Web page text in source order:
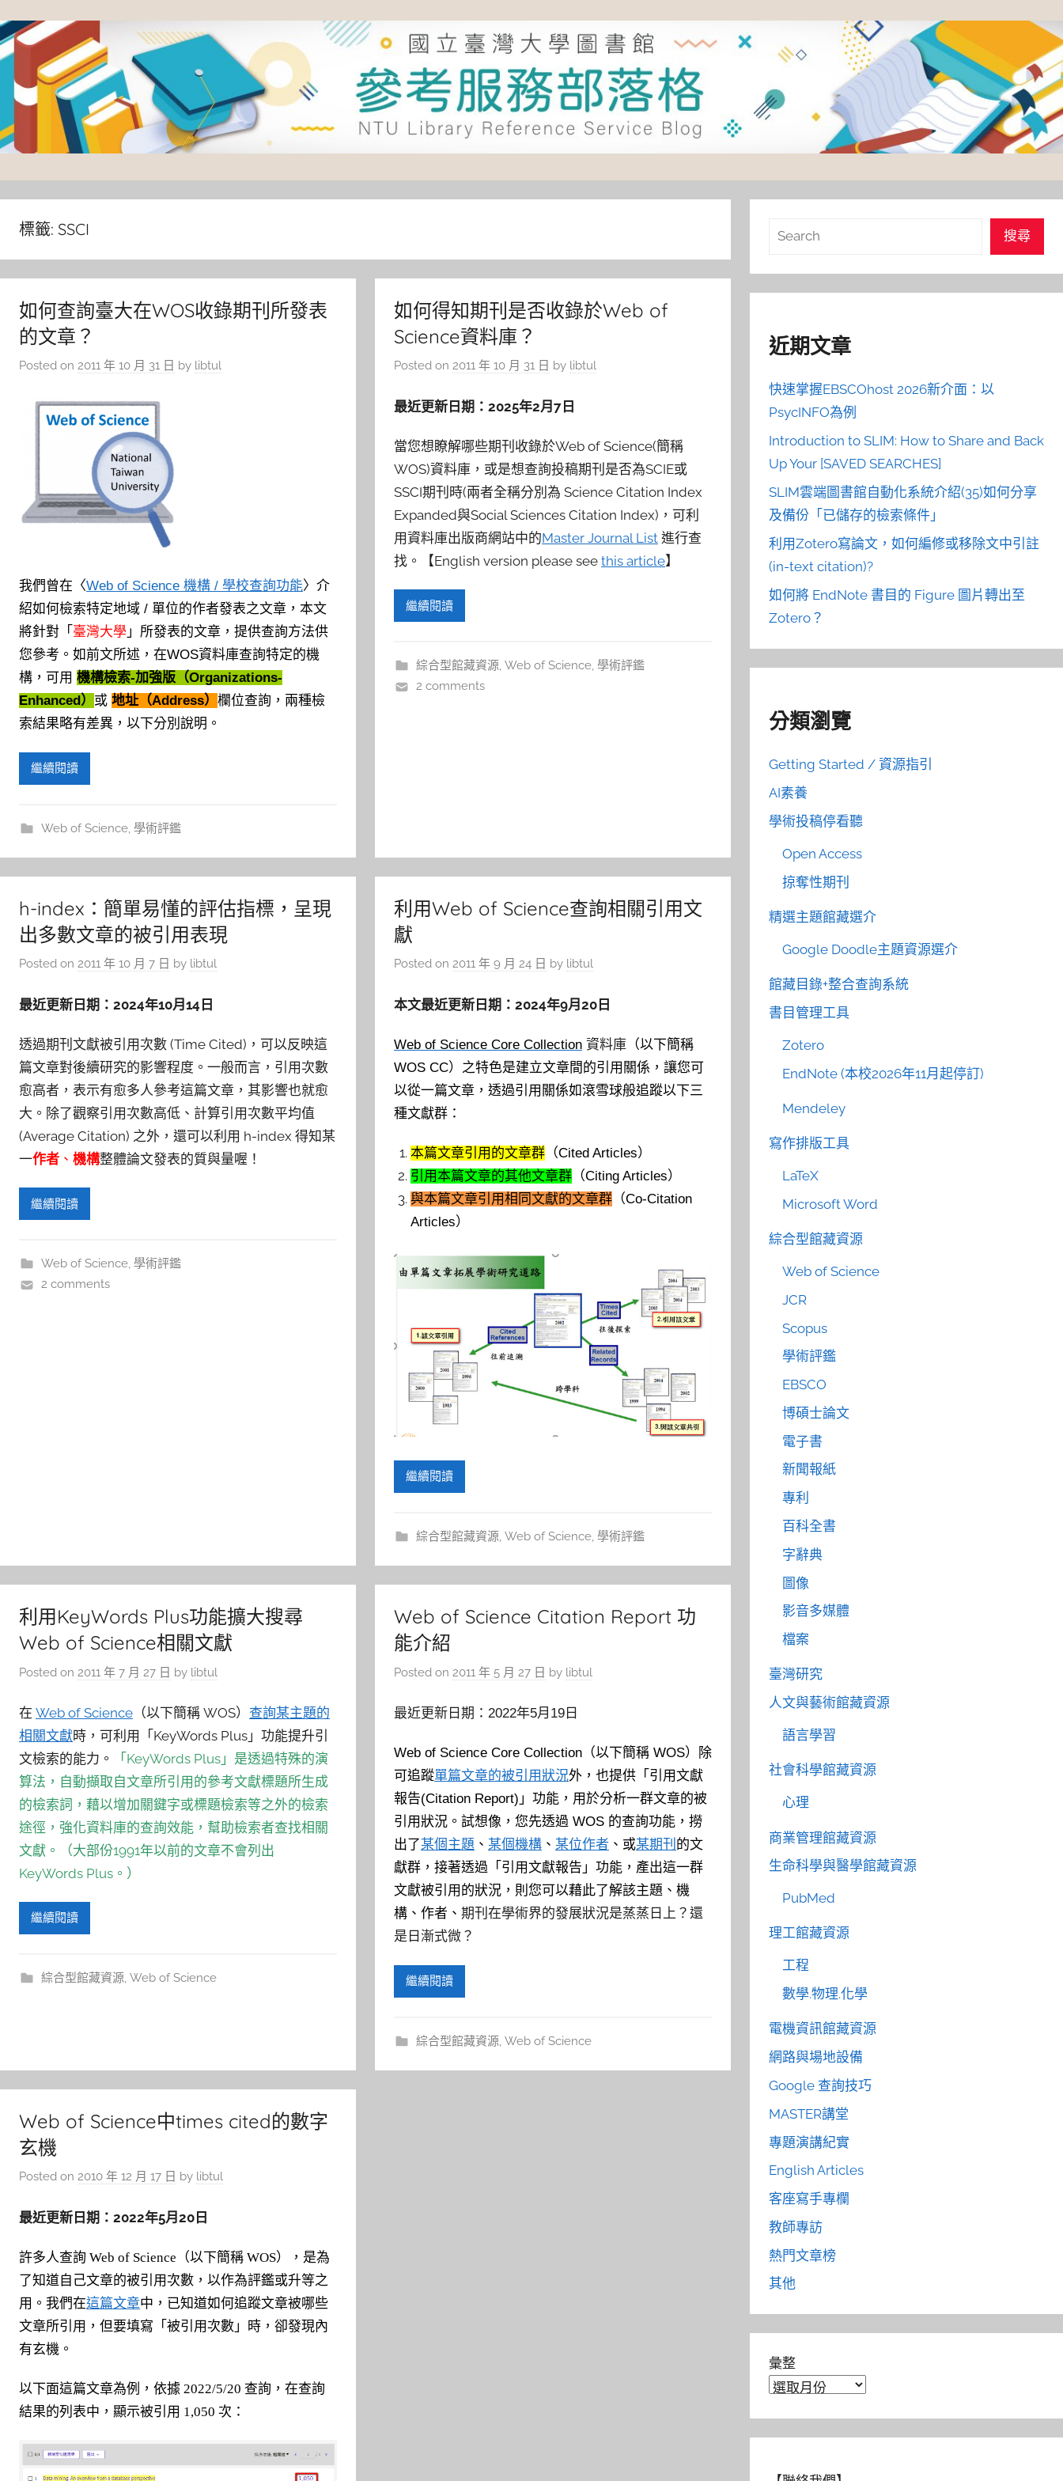
to
content
灣
圖
標籤: SSCI
如何查詢臺大在WOS收錄期刊所發表
的文章？
Posted on 2011 年 10 月 31 日 by libtul
我們曾在〈Web of Science 機構 / 學校查詢功能〉介
紹如何檢索特定地域 / 單位的作者發表之文章，本文
將針對「 臺灣大學 」所發表的文章，提供查詢方法供
您參考。如前文所述，在WOS資料庫查詢特定的機
構，可用 機構檢索-加強版（Organizations-
Enhanced） 或 地址（Address） 欄位查詢，兩種檢
索結果略有差異，以下分別說明。
繼續閱讀
Web of Science, 學術評鑑
如何得知期刊是否收錄於Web of
Science資料庫？
Posted on 2011 年 10 月 31 日 by libtul
最近更新日期： 2025年2月 7 日
當您想瞭解哪些期刊收錄於Web of Science(簡稱
WOS)資料庫，或是想查詢投稿期刊是否為SCIE或
SSCI期刊時(兩者全稱分別為 Science Citation Index
Expanded與Social Sciences Citation Index)，可利
用資料庫出版商網站中的Master Journal List 進行查
找。【English version please see this article】
繼續閱讀
綜合型館藏資源, Web of Science, 學術評鑑
2 comments
h-index：簡單易懂的評估指標，呈現
出多數文章的被引用表現
Posted on 2011 年 10 月 7 日 by libtul
最近更新日期：2024年10月14日
透過期刊文獻被引用次數 (Time Cited)，可以反映這
篇文章對後續研究的影響程度。一般而言，引用次數
愈高者，表示有愈多人參考這篇文章，其影響也就愈
大。除了觀察引用次數高低、計算引用次數平均值
(Average Citation) 之外，還可以利用 h-index 得知某
一作者 、 機構整體論文發表的質與量喔！
繼續閱讀
Web of Science, 學術評鑑
2 comments
利用Web of Science查詢相關引用文
獻
Posted on 2011 年 9 月 24 日 by libtul
本文最近更新日期：2024年9月20日
Web of Science Core Collection 資料庫 （以下簡稱
WOS CC）之特色是建立文章間的引用關係，讓您可
以從一篇文章，透過引用關係如滾雪球般追蹤以下三
種文獻群：
本篇文章引用的文章群 （Cited Articles）
引用本篇文章的其他文章群 （Citing Articles）
與本篇文章引用相同文獻的文章群 （Co-Citation
Articles）
繼續閱讀
綜合型館藏資源, Web of Science, 學術評鑑
利用KeyWords Plus功能擴大搜尋
Web of Science相關文獻
Posted on 2011 年 7 月 27 日 by libtul
在 Web of Science （以下簡稱 WOS） 查詢某主題的
相關文獻時，可利用「KeyWords Plus」功能提升引
文檢索的能力。
「KeyWords Plus」是透過特殊的演
算法，自動擷取自文章所引用的參考文獻標題所生成
的檢索詞，藉以增加關鍵字或標題檢索等之外的檢索
途徑，強化資料庫的查詢效能，幫助檢索者查找相關
文獻。（大部份1991年以前的文章不會列出
KeyWords Plus。）
繼續閱讀
綜合型館藏資源, Web of Science
Web of Science Citation Report 功
能介紹
Posted on 2011 年 5 月 27 日 by libtul
最近更新日期：2022年5月19日
Web of Science Core Collection （以下簡稱 WOS）除
可追蹤單篇文章的被引用狀況外，也提供「引用文獻
報告(Citation Report)」功能，用於分析一群文章的被
引用狀況。試想像，您先透過 WOS 的查詢功能，撈
出了 某個主題 、 某個機構 、 某位作者 、或某期刊 的文
獻群，接著透過「引用文獻報告」功能，產出這一群
文獻被引用的狀況，則您可以藉此了解該主題、機
構、作者、 期刊在學術界的發展狀況是蒸蒸日上？還
是日漸式微？
繼續閱讀
綜合型館藏資源, Web of Science
Web of Science中times cited的數字
玄機
Posted on 2010 年 12 月 17 日 by libtul
最近更新日期：2022年5月20日
許多人查詢 Web of Science （以下簡稱 WOS），是為
了知道自己文章的被引用次數，以作為評鑑或升等之
用。我們在這篇文章中，已知道如何追蹤文章被哪些
文章所引用，但要填寫「被引用次數」時，卻發現內
有玄機。
以下面這篇文章為例，依據 2022/5/20 查詢，在查詢
結果的列表中，顯示被引用 1,050 次：
搜
搜尋
近期文章
快速掌握EBSCOhost 2026新介面：以
PsycINFO為例
Introduction to SLIM: How to Share and Back
Up Your [SAVED SEARCHES]
SLIM雲端圖書館自動化系統介紹(35)如何分享
及備份「已儲存的檢索條件」
利用Zotero寫論文，如何編修或移除文中引註
(in-text citation)?
如何將 EndNote 書目的 Figure 圖片轉出至
Zotero？
分類瀏覽
Getting Started / 資源指引
AI素養
學術投稿停看聽
Open Access
掠奪性期刊
精選主題館藏選介
Google Doodle主題資源選介
館藏目錄+整合查詢系統
書目管理工具
Zotero
EndNote (本校2026年11月起停訂)
Mendeley
寫作排版工具
LaTeX
Microsoft Word
綜合型館藏資源
Web of Science
JCR
Scopus
學術評鑑
EBSCO
博碩士論文
電子書
新聞報紙
專利
百科全書
字辭典
圖像
影音多媒體
檔案
臺灣研究
人文與藝術館藏資源
語言學習
社會科學館藏資源
心理
商業管理館藏資源
生命科學與醫學館藏資源
PubMed
理工館藏資源
工程
數學.物理.化學
電機資訊館藏資源
網路與場地設備
Google 查詢技巧
MASTER講堂
專題演講紀實
English Articles
客座寫手專欄
教師專訪
熱門文章榜
其他
彙整